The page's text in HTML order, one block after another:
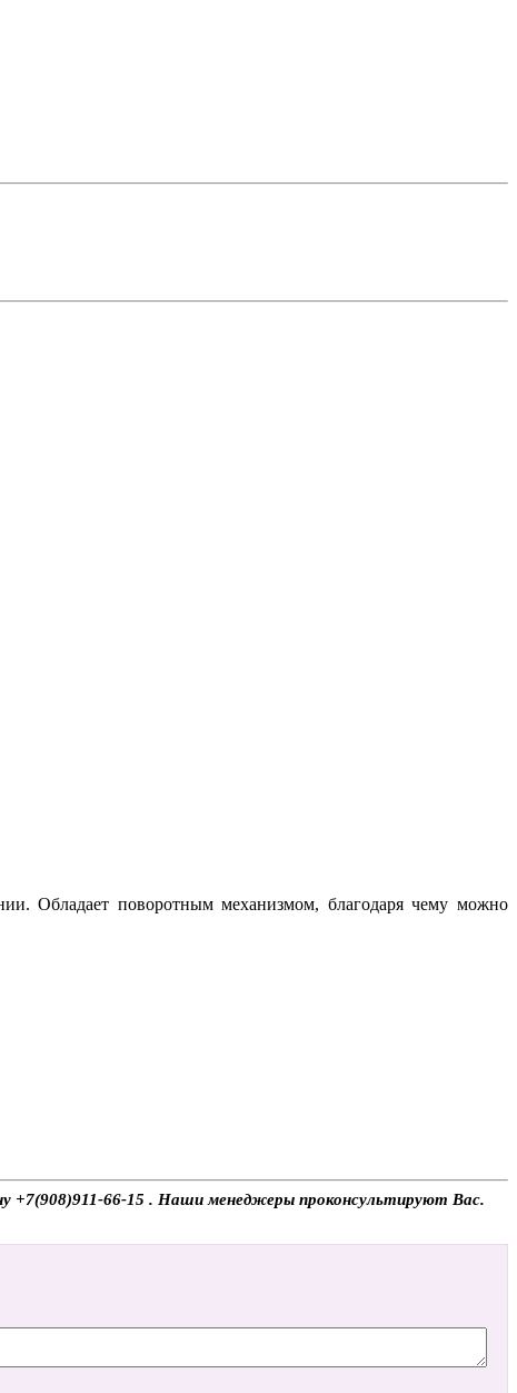
Обладает поворотным механизмом, благодаря чему можно
+7(908)911-66-15 . Наши менеджеры проконсультируют Вас.